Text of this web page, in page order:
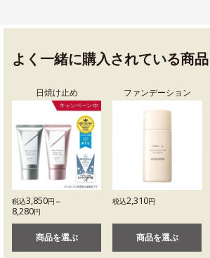
よく一緒に購入されている商品
日焼け止め
税込3,850円～
8,280円
商品を選ぶ
ファンデーション
税込2,310円
商品を選ぶ